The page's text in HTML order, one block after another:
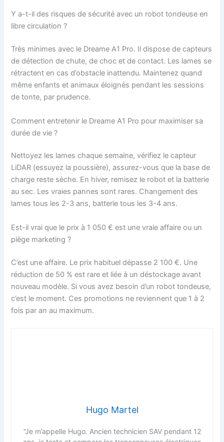
Y a-t-il des risques de sécurité avec un robot tondeuse en
libre circulation ?
Très minimes avec le Dreame A1 Pro. Il dispose de capteurs
de détection de chute, de choc et de contact. Les lames se
rétractent en cas d’obstacle inattendu. Maintenez quand
même enfants et animaux éloignés pendant les sessions
de tonte, par prudence.
Comment entretenir le Dreame A1 Pro pour maximiser sa
durée de vie ?
Nettoyez les lames chaque semaine, vérifiez le capteur
LiDAR (essuyez la poussière), assurez-vous que la base de
charge reste sèche. En hiver, remisez le robot et la batterie
au sec. Les vraies pannes sont rares. Changement des
lames tous les 2-3 ans, batterie tous les 3-4 ans.
Est-il vrai que le prix à 1 050 € est une vraie affaire ou un
piège marketing ?
C’est une affaire. Le prix habituel dépasse 2 100 €. Une
réduction de 50 % est rare et liée à un déstockage avant
nouveau modèle. Si vous avez besoin d’un robot tondeuse,
c’est le moment. Ces promotions ne reviennent que 1 à 2
fois par an au maximum.
Hugo Martel
“Je m’appelle Hugo. Ancien technicien SAV pendant 12